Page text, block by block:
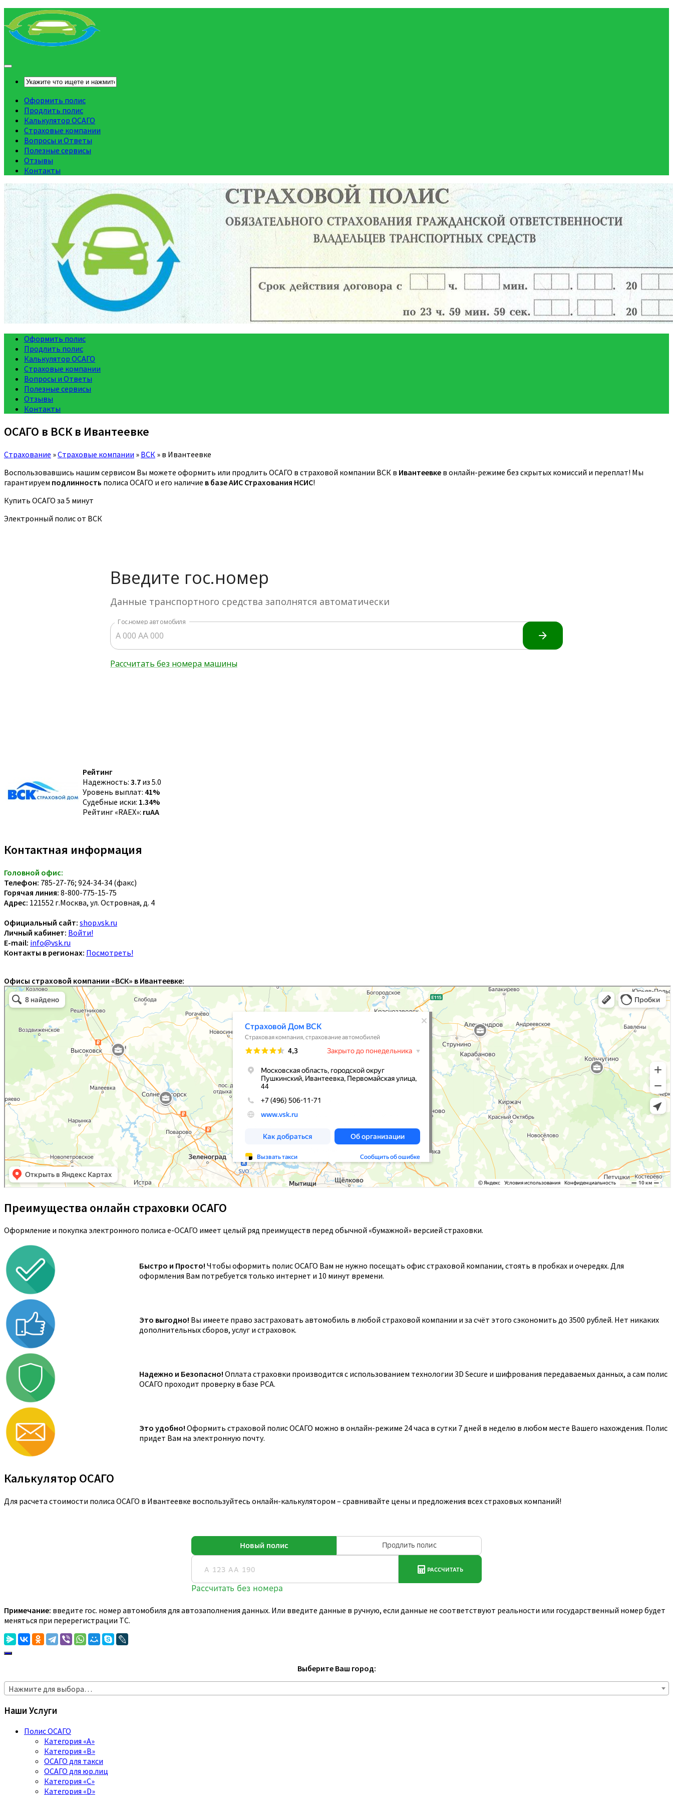
Оформить полис
Продлить полис
Калькулятор ОСАГО
Страховые компании
Вопросы и Ответы
Полезные сервисы
Отзывы
Контакты
Оформить полис
Продлить полис
Калькулятор ОСАГО
Страховые компании
Вопросы и Ответы
Полезные сервисы
Отзывы
Контакты
ОСАГО в ВСК в Ивантеевке
Страхование »Страховые компании » ВСК » в Ивантеевке
Воспользовавшись нашим сервисом Вы можете оформить или продлить ОСАГО в страховой компании ВСК в Ивантеевке в онлайн-режиме без скрытых комиссий и переплат! Мы
гарантируем подлинность полиса ОСАГО и его наличие в базе АИС Страхования НСИС!
Купить ОСАГО за 5 минут
Электронный полис от ВСК
Рейтинг
Надежность: 3.7 из 5.0
Уровень выплат: 41%
Судебные иски: 1.34%
Рейтинг «RAEX»: ruAA
Контактная информация
Головной офис:
Телефон: 785-27-76; 924-34-34 (факс)
Горячая линия: 8-800-775-15-75
Адрес: 121552 г.Москва, ул. Островная, д. 4
Официальный сайт: shop.vsk.ru
Личный кабинет: Войти!
E-mail: info@vsk.ru
Контакты в регионах: Посмотреть!
Офисы страховой компании «ВСК» в Ивантеевке:
Преимущества онлайн страховки ОСАГО
Оформление и покупка электронного полиса е-ОСАГО имеет целый ряд преимуществ перед обычной «бумажной» версией страховки.
Быстро и Просто! Чтобы оформить полис ОСАГО Вам не нужно посещать офис страховой компании, стоять в пробках и очередях. Для
оформления Вам потребуется только интернет и 10 минут времени.
Это выгодно! Вы имеете право застраховать автомобиль в любой страховой компании и за счёт этого сэкономить до 3500 рублей. Нет никаких
дополнительных сборов, услуг и страховок.
Надежно и Безопасно! Оплата страховки производится с использованием технологии 3D Secure и шифрования передаваемых данных, а сам полис
ОСАГО проходит проверку в базе РСА.
Это удобно! Оформить страховой полис ОСАГО можно в онлайн-режиме 24 часа в сутки 7 дней в неделю в любом месте Вашего нахождения. Полис
придет Вам на электронную почту.
Калькулятор ОСАГО
Для расчета стоимости полиса ОСАГО в Ивантеевке воспользуйтесь онлайн-калькулятором – сравнивайте цены и предложения всех страховых компаний!
Примечание: введите гос. номер автомобиля для автозаполнения данных. Или введите данные в ручную, если данные не соответствуют реальности или государственный номер будет
меняться при перерегистрации ТС.
Выберите Ваш город:
Нажмите для выбора…
Наши Услуги
Полис ОСАГО
Категория «A»
Категория «B»
ОСАГО для такси
ОСАГО для юр.лиц
Категория «C»
Категория «D»